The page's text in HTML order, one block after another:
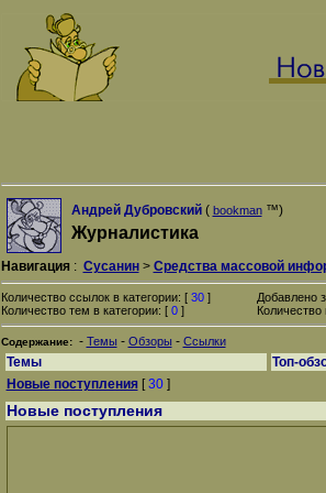
Андрей Дубровский( bookman™)
Журналистика
Навигация: Сусанин> Средства массовой
Количество ссылок в категории: [ 30]
Количество тем в категории: [ 0]
Добавлено
Содержание: - Темы - Обзоры - Ссылки
Темы
Топ-
Новые поступления[30]
Новые поступления